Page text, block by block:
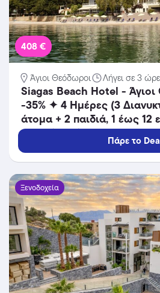
408 €
Άγιοι Θεόδωροι Λήγει σε 3
Siagas Beach Hotel -
-35% ✦ 4 Ημέρες (3
άτομα + 2 παιδιά, 1 έως 12
ετών ✦ 12 ✦ 18/08/2026
Καθημερινή προβολήΠάρε το
Ξενοδοχεία